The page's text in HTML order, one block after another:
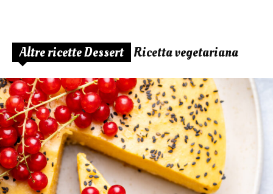
Altre ricette Dessert Ricetta vegetariana